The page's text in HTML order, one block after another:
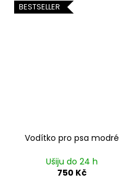
BESTSELLER
Vodítko pro psa modré
Ušiju do 24 h
750 Kč